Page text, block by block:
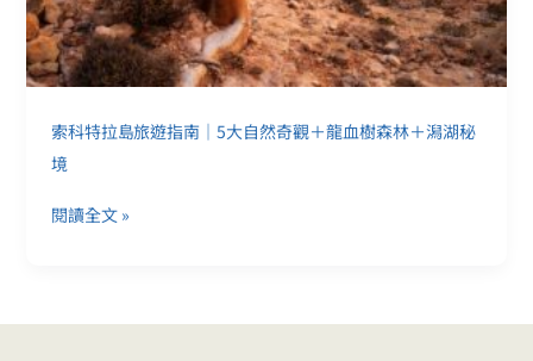
索科特拉島旅遊指南｜5大自然奇觀＋龍血樹森林＋潟湖秘
境
｜
5
大
自
然
奇
觀
龍
林
閱讀全文 »